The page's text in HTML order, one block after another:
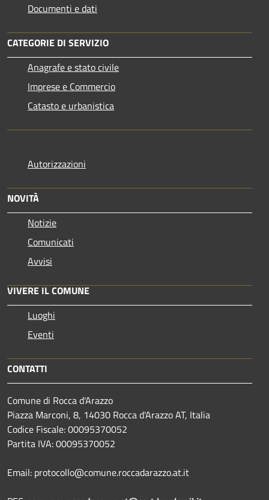
Documenti e dati
CATEGORIE DI SERVIZIO
Anagrafe e stato civile
Imprese e Commercio
Catasto e urbanistica
Autorizzazioni
NOVITÀ
Notizie
Comunicati
Avvisi
VIVERE IL COMUNE
Luoghi
Eventi
CONTATTI
Comune di Rocca d'Arazzo
Piazza Marconi, 8, 14030 Rocca d'Arazzo AT, Italia
Codice Fiscale: 00095370052
Partita IVA: 00095370052
Email: protocollo@comune.roccadarazzo.at.it